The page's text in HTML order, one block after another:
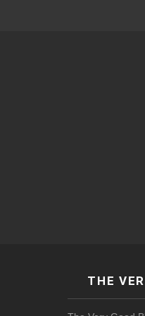
THE